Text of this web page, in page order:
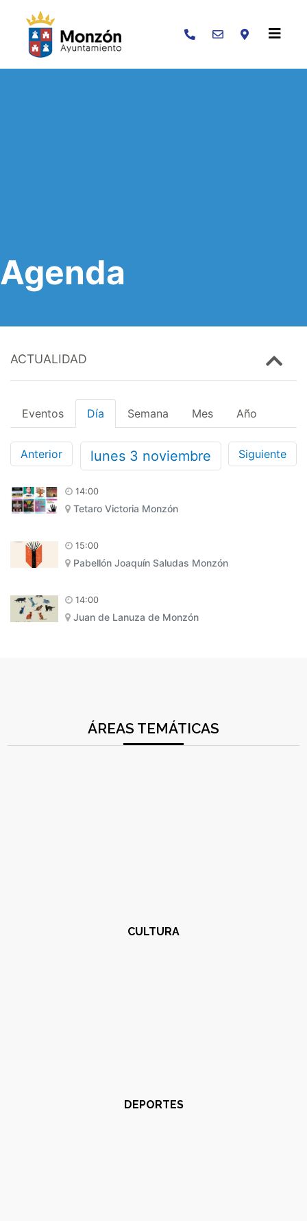
Buscar
Agenda
ACTUALIDAD
Eventos Día Semana Mes Año
Anterior lunes 3 noviembre Siguiente
14:00
Tetaro Victoria Monzón
15:00
Pabellón Joaquín Saludas Monzón
14:00
Juan de Lanuza de Monzón
ÁREAS TEMÁTICAS
CULTURA
DEPORTES